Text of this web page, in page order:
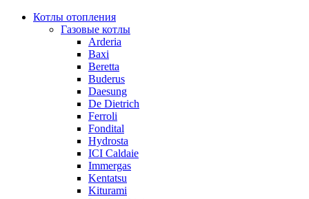
Котлы отопления
Газовые котлы
Arderia
Baxi
Beretta
Buderus
Daesung
De Dietrich
Ferroli
Fondital
Hydrosta
ICI Caldaie
Immergas
Kentatsu
Kiturami